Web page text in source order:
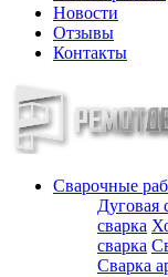
Новости
Отзывы
Контакты
Сварочные
Дуговая
сварка
сварка
Сварка